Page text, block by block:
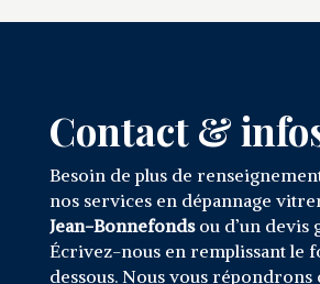
Contact &
Besoin de plus de
nos services en dépannage
Jean-Bonnefondsou d’un devis
Écrivez-nous en remplissant le
dessous. Nous vous répondrons